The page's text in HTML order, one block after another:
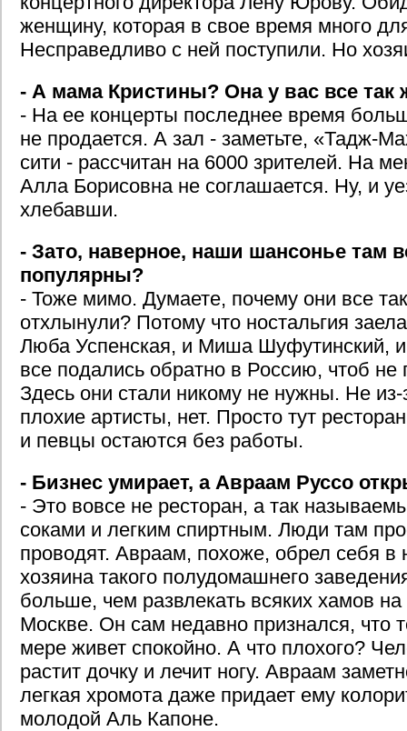
женщину, которая в свое время много
Несправедливо с ней поступили. Но
- А мама Кристины? Она у вас все так
- На ее концерты последнее время
не продается. А зал - заметьте, «Тадж-
сити - рассчитан на 6000 зрителей. На
Алла Борисовна не соглашается. Ну, и
хлебавши.
- Зато, наверное, наши шансонье там
популярны?
- Тоже мимо. Думаете, почему они все
отхлынули? Потому что ностальгия
Люба Успенская, и Миша Шуфутинский,
все подались обратно в Россию, чтоб не
Здесь они стали никому не нужны. Не из-
плохие артисты, нет. Просто тут
и певцы остаются без работы.
- Бизнес умирает, а Авраам Руссо
- Это вовсе не ресторан, а так
соками и легким спиртным. Люди там
проводят. Авраам, похоже, обрел себя в
хозяина такого полудомашнего
больше, чем развлекать всяких хамов на
Москве. Он сам недавно признался, что
мере живет спокойно. А что плохого?
растит дочку и лечит ногу. Авраам
легкая хромота даже придает ему
молодой Аль Капоне.